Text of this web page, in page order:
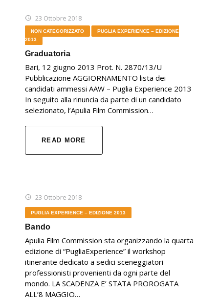
23 Ottobre 2018
NON CATEGORIZZATO
PUGLIA EXPERIENCE – EDIZIONE
2013
Graduatoria
Bari, 12 giugno 2013 Prot. N. 2870/13/U
Pubblicazione AGGIORNAMENTO lista dei
candidati ammessi AAW – Puglia Experience 2013
In seguito alla rinuncia da parte di un candidato
selezionato, l’Apulia Film Commission…
READ MORE
23 Ottobre 2018
PUGLIA EXPERIENCE – EDIZIONE 2013
Bando
Apulia Film Commission sta organizzando la quarta
edizione di “PugliaExperience” il workshop
itinerante dedicato a sedici sceneggiatori
professionisti provenienti da ogni parte del
mondo. LA SCADENZA E’ STATA PROROGATA
ALL’8 MAGGIO…